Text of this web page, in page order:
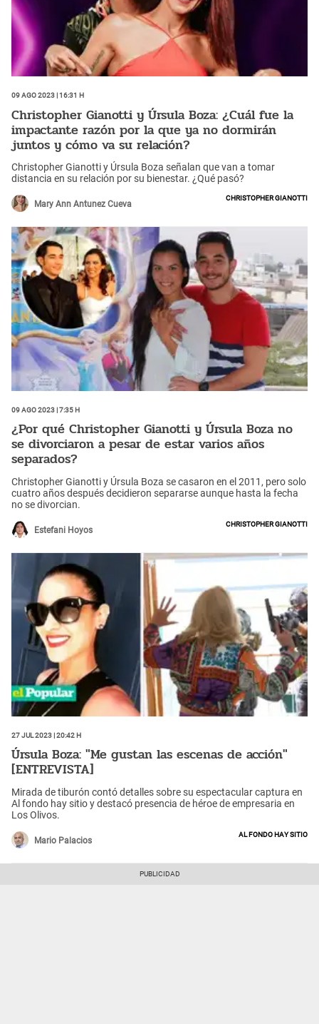
09 Ago 2023 | 16:31 h
Christopher Gianotti y Úrsula Boza: ¿Cuál fue la
impactante razón por la que ya no dormirán
juntos y cómo va su relación?
Christopher Gianotti y Úrsula Boza señalan que van a tomar
distancia en su relación por su bienestar. ¿Qué pasó?
Mary Ann Antunez Cueva
Christopher Gianotti
09 Ago 2023 | 7:35 h
¿Por qué Christopher Gianotti y Úrsula Boza no
se divorciaron a pesar de estar varios años
separados?
Christopher Gianotti y Úrsula Boza se casaron en el 2011, pero solo
cuatro años después decidieron separarse aunque hasta la fecha
no se divorcian.
Estefani Hoyos
Christopher Gianotti
27 Jul 2023 | 20:42 h
Úrsula Boza: "Me gustan las escenas de acción"
[ENTREVISTA]
Mirada de tiburón contó detalles sobre su espectacular captura en
Al fondo hay sitio y destacó presencia de héroe de empresaria en
Los Olivos.
Mario Palacios
Al fondo hay sitio